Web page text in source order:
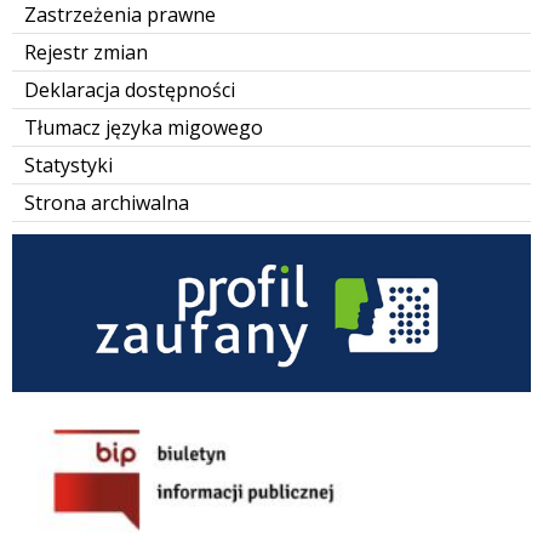
Zastrzeżenia prawne
Rejestr zmian
Deklaracja dostępności
Tłumacz języka migowego
Statystyki
Strona archiwalna